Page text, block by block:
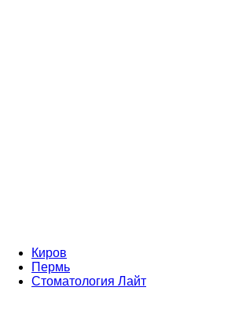
Киров
Пермь
Стоматология Лайт